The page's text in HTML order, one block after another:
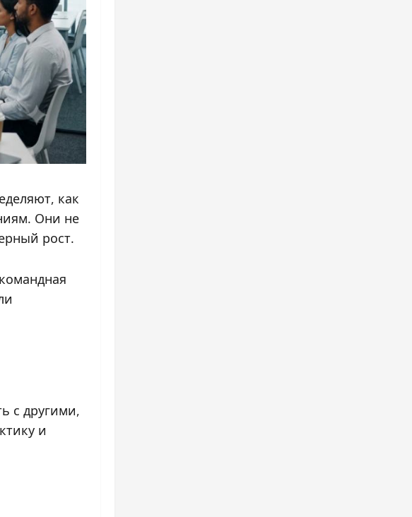
как
Они не
рост.
с другими,
и